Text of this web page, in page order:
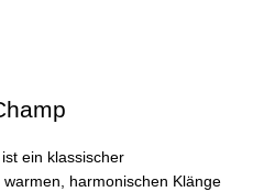
ein klassischer
harmonischen Klänge